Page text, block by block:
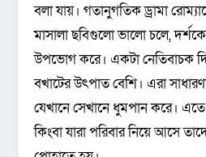
বলা যায়। গতানুগতিক ড্রামা
মাসালা ছবিগুলো ভালো চলে,
উপভোগ করে। একটা নেতিবাচক
বখাটের উৎপাত বেশি। এরা
যেখানে সেখানে ধুমপান করে।
কিংবা যারা পরিবার নিয়ে আসে